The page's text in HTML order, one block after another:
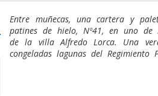
Entre muñecas, una cartera y
patines de hielo, Nº41, en uno
de la villa Alfredo Lorca. Una
congeladas lagunas del